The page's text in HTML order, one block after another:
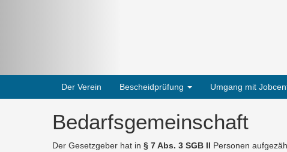
überspringen
Der Verein Bescheidprüfung Umgang mit
Bedarfsgemeinschaft
Der Gesetzgeber hat in § 7 Abs. 3 SGB II Personen